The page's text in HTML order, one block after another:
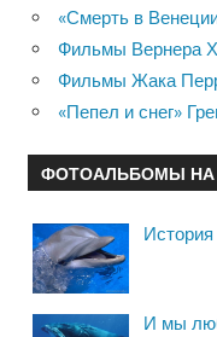
«Смерть в
Фильмы Вернера
Фильмы Жака
«Пепел и снег»
ФОТОАЛЬБОМЫ НА
И мы